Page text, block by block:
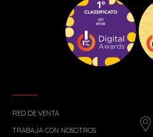
RED DE VENTA
TRABAJA CON NOSOTROS